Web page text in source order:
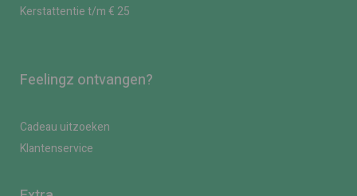
Kerstattentie t/m € 25
Feelingz ontvangen?
Cadeau uitzoeken
Klantenservice